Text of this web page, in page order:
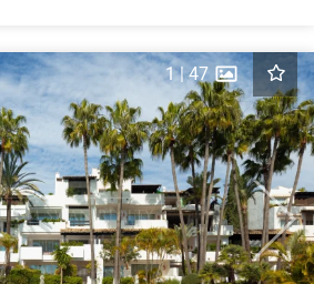
Next
1|47